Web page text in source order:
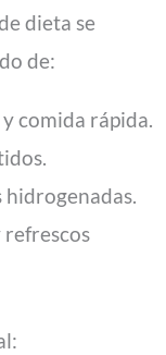
dieta se
de:
comida rápida.
hidrogenadas.